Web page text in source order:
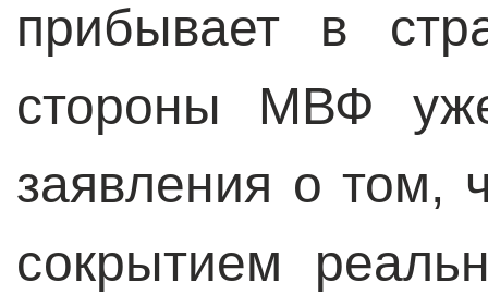
прибывает в
стороны МВФ
заявления о том,
сокрытием